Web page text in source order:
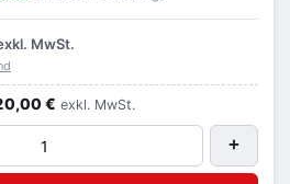
MwSt.
€ exkl. MwSt.
+